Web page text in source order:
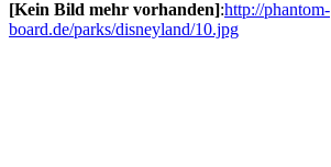
[Kein Bild mehr vorhanden]:http://phantom-
board.de/parks/disneyland/10.jpg